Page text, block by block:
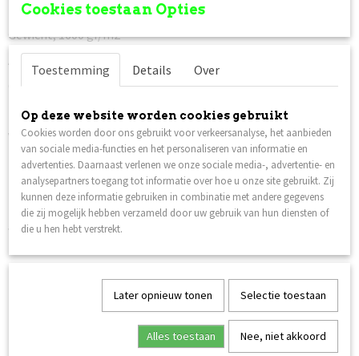
Totale hoogte; 4 mm.
Gewicht; 1600 gr/m2
Alle tapijten voldoen aan de OEKO-TEX® 100 standaard
Geschikt voor vloerverwarming.
Kleurecht.
Vlam vertragend.
Kleur; zie foto
Leverbaar in verschillende afmetingen.
Prijs is incl. verzendkosten, de verzending van het tapijt is
verzekerd tegen beschadiging en/of vermissing. In dat geval
verzendkosten voor berekend (eventueel andere Europese
landen op aanvraag).
Mocht het Modern tapijt Orient u niet
bevallen kunt u deze retour zenden en zal het bedrag retour
Cookies toestaan Opties
Toestemming Details Over
Op deze website worden cookies gebruikt
Cookies worden door ons gebruikt voor verkeersanalyse, het aanbieden
van sociale media-functies en het personaliseren van informatie en
advertenties. Daarnaast verlenen we onze sociale media-, advertentie- en
analysepartners toegang tot informatie over hoe u onze site gebruikt. Zij
kunnen deze informatie gebruiken in combinatie met andere gegevens
die zij mogelijk hebben verzameld door uw gebruik van hun diensten of
die u hen hebt verstrekt.
Later opnieuw tonen Selectie toestaan
Alles toestaan Nee, niet akkoord